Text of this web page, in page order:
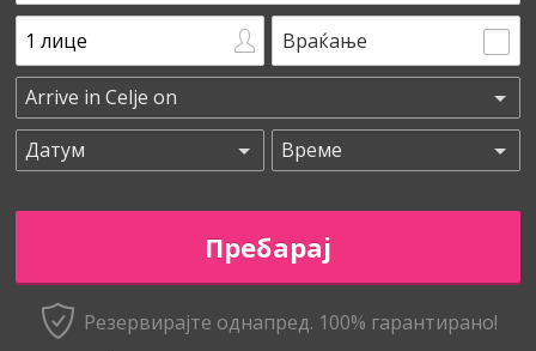
Враќање
Резервирајте однапред. 100% гарантирано!